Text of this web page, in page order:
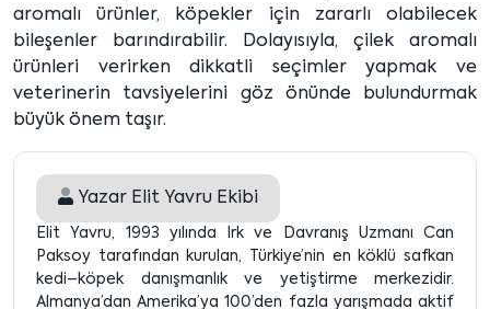
aromalı ürünler, köpekler için zararlı olabilecek
bileşenler barındırabilir. Dolayısıyla, çilek aromalı
ürünleri verirken dikkatli seçimler yapmak ve
veterinerin tavsiyelerini göz önünde bulundurmak
büyük önem taşır.
Yazar Elit Yavru Ekibi
Elit Yavru, 1993 yılında Irk ve Davranış Uzmanı Can
Paksoy tarafından kurulan, Türkiye’nin en köklü safkan
kedi–köpek danışmanlık ve yetiştirme merkezidir.
Almanya’dan Amerika’ya 100’den fazla yarışmada aktif